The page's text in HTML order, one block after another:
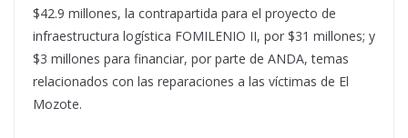
$42.9 millones, la contrapartida para el proyecto de
infraestructura logística FOMILENIO II, por $31 millones; y
$3 millones para financiar, por parte de ANDA, temas
relacionados con las reparaciones a las víctimas de El
Mozote.